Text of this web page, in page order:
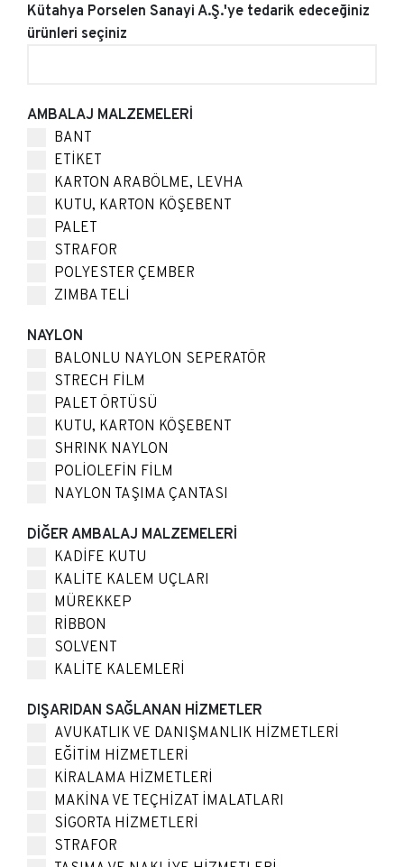
Kütahya Porselen Sanayi A.Ş.'ye tedarik edeceğiniz
ürünleri seçiniz
AMBALAJ MALZEMELERİ
BANT
ETİKET
KARTON ARABÖLME, LEVHA
KUTU, KARTON KÖŞEBENT
PALET
STRAFOR
POLYESTER ÇEMBER
ZIMBA TELİ
NAYLON
BALONLU NAYLON SEPERATÖR
STRECH FİLM
PALET ÖRTÜSÜ
KUTU, KARTON KÖŞEBENT
SHRINK NAYLON
POLİOLEFİN FİLM
NAYLON TAŞIMA ÇANTASI
DİĞER AMBALAJ MALZEMELERİ
KADİFE KUTU
KALİTE KALEM UÇLARI
MÜREKKEP
RİBBON
SOLVENT
KALİTE KALEMLERİ
DIŞARIDAN SAĞLANAN HİZMETLER
AVUKATLIK VE DANIŞMANLIK HİZMETLERİ
EĞİTİM HİZMETLERİ
KİRALAMA HİZMETLERİ
MAKİNA VE TEÇHİZAT İMALATLARI
SİGORTA HİZMETLERİ
STRAFOR